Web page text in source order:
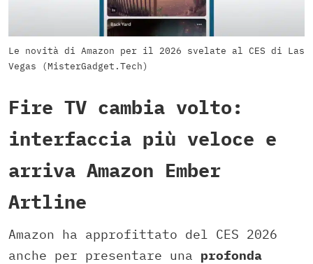
Le novità di Amazon per il 2026 svelate al CES di Las
Vegas (MisterGadget.Tech)
Fire TV cambia volto:
interfaccia più veloce e
arriva Amazon Ember
Artline
Amazon ha approfittato del CES 2026
anche per presentare una profonda